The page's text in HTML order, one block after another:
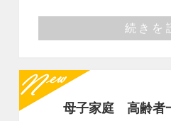
続きを
母子家庭 高齢者